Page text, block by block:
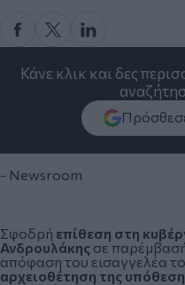
Κάνε κλικ και δες
- Newsroom
Σφοδρή επίθεση στη
Ανδρουλάκης σε
απόφαση του εισαγγελέα
αρχειοθέτηση της